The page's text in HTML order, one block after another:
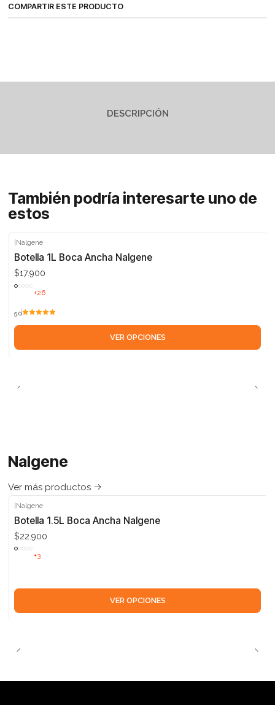
COMPARTIR ESTE PRODUCTO
DESCRIPCIÓN
También podría interesarte uno de
estos
Nalgene
Botella 1L Boca Ancha Nalgene
$17.900
+26
5.0
VER OPCIONES
Nalgene
Ver más productos
Nalgene
Botella 1.5L Boca Ancha Nalgene
$22.900
+3
VER OPCIONES